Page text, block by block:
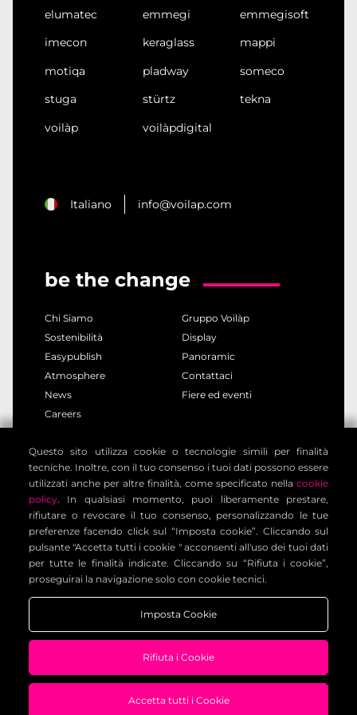
elumatec emmegi
emmegisoft
imecon
keraglass
mappi
motiqa
pladway
someco
stuga
stürtz
tekna
voilàp
voilàpdigital
Italiano info@voilap.com
be the change
Chi Siamo
Gruppo Voilàp
Sostenibilità
Display
Easypublish
Panoramic
Atmosphere
Contattaci
News
Fiere ed eventi
Careers
privacy policy
cookie policy
note legali
informativa clienti
informativa contatti
condizioni generali
impostazione cookies
Voilàp Digital S.r.l. - Via Archimede, 10 - 41019 Limidi di
Soliera (MO) - ITALY - C.F - P.IVA 03556220360
Questo sito utilizza cookie o tecnologie simili per finalità
tecniche. Inoltre, con il tuo consenso i tuoi dati possono essere
utilizzati anche per altre finalità, come specificato nella cookie
policy. In qualsiasi momento, puoi liberamente prestare,
rifiutare o revocare il tuo consenso, personalizzando le tue
preferenze facendo click sul “Imposta cookie”. Cliccando sul
pulsante "Accetta tutti i cookie " acconsenti all'uso dei tuoi dati
per tutte le finalità indicate. Cliccando su “Rifiuta i cookie”,
proseguirai la navigazione solo con cookie tecnici.
Imposta Cookie
Rifiuta i Cookie
Accetta tutti i Cookie